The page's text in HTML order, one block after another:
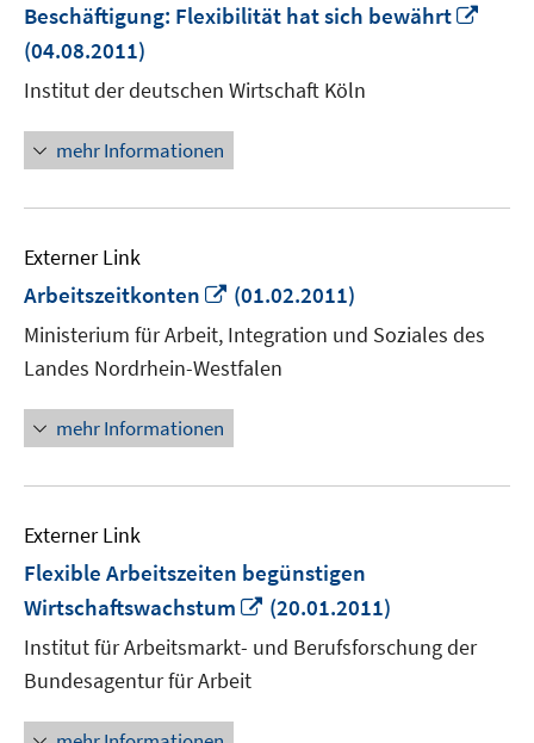
Beschäftigung: Flexibilität hat sich bewährt
(04.08.2011)
Institut der deutschen Wirtschaft Köln
mehr Informationen
Externer Link
Arbeitszeitkonten
In
Fenster
öffnen
(01.02.2011)
Ministerium für Arbeit, Integration und Soziales des
Landes Nordrhein-Westfalen
mehr Informationen
Externer Link
Flexible Arbeitszeiten begünstigen
Wirtschaftswachstum
In
neuem
Fenster
(20.01.2011)
Institut für Arbeitsmarkt- und Berufsforschung der
Bundesagentur für Arbeit